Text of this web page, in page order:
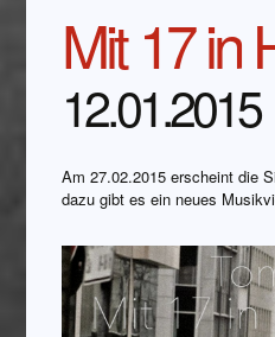
Mit 17 in
12.01.2015
Am 27.02.2015 erscheint die
dazu gibt es ein neues